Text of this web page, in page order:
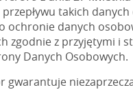
takich
ochronie danych
zgodnie z przyjętymi i
Danych Osobowych.